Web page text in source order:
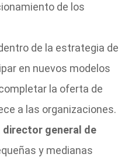
de los
de la estrategia de
en nuevos modelos
la oferta de
a las organizaciones.
general de
y medianas